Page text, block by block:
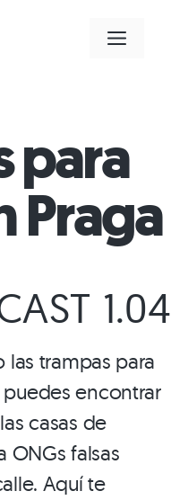
para
Praga
1.04
trampas para
encontrar
casas de
ONGs falsas
Aquí te